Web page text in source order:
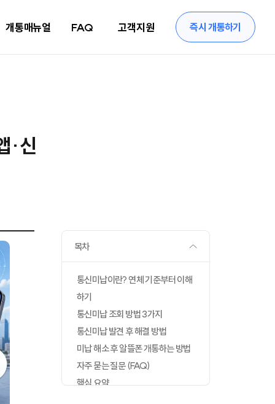
개통매뉴얼 FAQ 고객지원 즉시 개통하기
·신
목차
통신미납이란? 연체 기준부터 이해
하기
통신미납 조회 방법 3가지
통신미납 발견 후 해결 방법
미납 해소 후 알뜰폰 개통하는 방법
자주 묻는 질문 (FAQ)
핵심 요약